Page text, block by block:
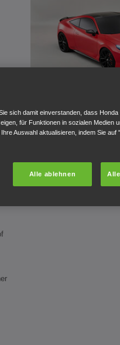
sich damit einverstanden, dass
für Funktionen in sozialen Medien
Auswahl aktualisieren, indem Sie auf
Alle ablehnen